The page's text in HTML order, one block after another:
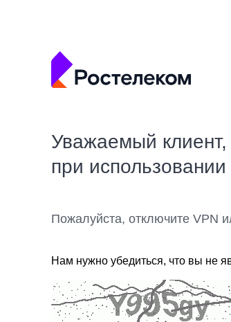
Уважаемый
при
Пожалуйста, отключите VPN
Нам нужно убедиться, что вы не